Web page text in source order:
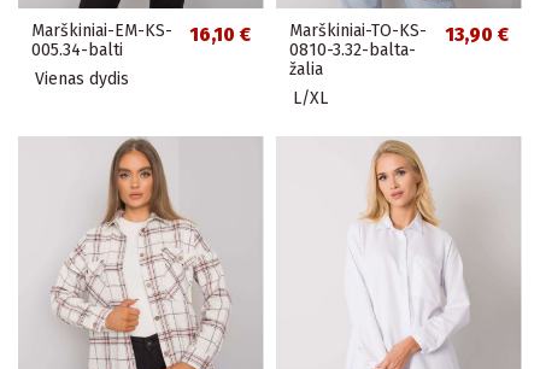
Marškiniai-EM-KS-
005.34-balti
16,10 €
Vienas dydis
Marškiniai-TO-KS-
0810-3.32-balta-
žalia
13,90 €
L/XL